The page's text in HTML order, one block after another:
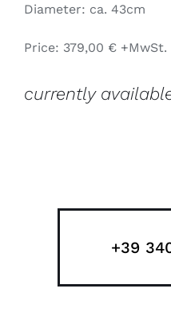
Diameter: ca. 43cm
Price: 379,00 € +MwSt.
currently
+39